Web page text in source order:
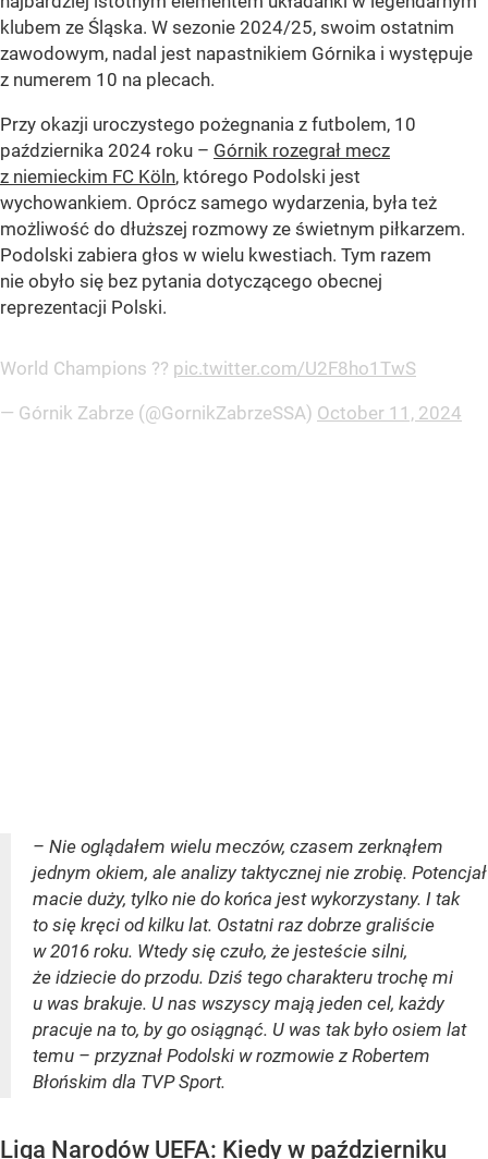
klubem ze Śląska. W sezonie 2024/25, swoim ostatnim
zawodowym, nadal jest napastnikiem Górnika i występuje
z numerem 10 na plecach.
Przy okazji uroczystego pożegnania z futbolem, 10
października 2024 roku – Górnik rozegrał mecz
z niemieckim FC Köln, którego Podolski jest
wychowankiem. Oprócz samego wydarzenia, była też
możliwość do dłuższej rozmowy ze świetnym piłkarzem.
Podolski zabiera głos w wielu kwestiach. Tym razem
nie obyło się bez pytania dotyczącego obecnej
reprezentacji Polski.
World Champions ?? pic.twitter.com/U2F8ho1TwS
— Górnik Zabrze (@GornikZabrzeSSA) October 11, 2024
– Nie oglądałem wielu meczów, czasem zerknąłem
jednym okiem, ale analizy taktycznej nie zrobię. Potencjał
macie duży, tylko nie do końca jest wykorzystany. I tak
to się kręci od kilku lat. Ostatni raz dobrze graliście
w 2016 roku. Wtedy się czuło, że jesteście silni,
że idziecie do przodu. Dziś tego charakteru trochę mi
u was brakuje. U nas wszyscy mają jeden cel, każdy
pracuje na to, by go osiągnąć. U was tak było osiem lat
temu – przyznał Podolski w rozmowie z Robertem
Błońskim dla TVP Sport.
Liga Narodów UEFA: Kiedy w październiku